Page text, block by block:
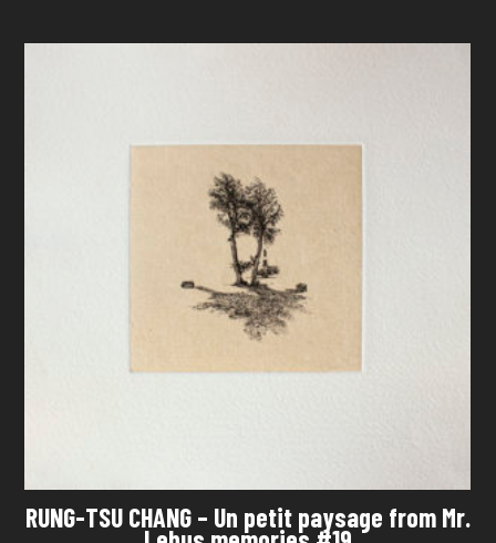
RUNG-TSU CHANG – Un petit paysage from Mr.